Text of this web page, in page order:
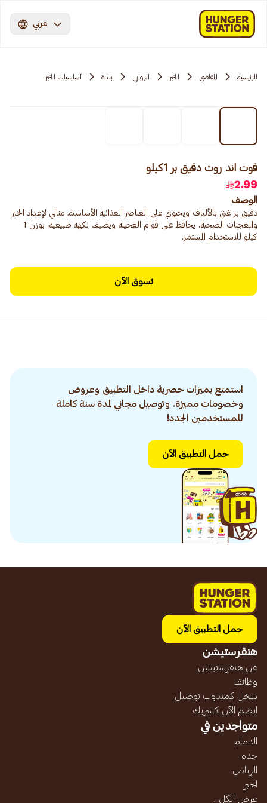
عربي
الرئيسية المقاضي الخبر الروابي بندة أساسيات الخبز
قوت اند روت دقيق بر 1كيلو
2.99
الوصف
دقيق بر غني بالألياف ويحتوي على العناصر الغذائية الأساسية. مثالي لإعداد الخبز
والمعجنات الصحية، يحافظ على قوام العجينة ويضيف نكهة طبيعية، بوزن 1
كيلو للاستخدام المستمر.
تسوق الآن
استمتع بميزات حصرية داخل التطبيق وعروض
وخصومات مميزة. وتوصيل مجاني لمدة سنة كاملة
للمستخدمين الجدد!
حمل التطبيق الآن
حمل التطبيق الآن
هنقرستيشن
عن هنقرستيشن
وظائف
سجّل كمندوب توصيل
انضم الآن كشريك
متواجدين في
الدمام
جده
الرياض
الخبر
عرض الكل...